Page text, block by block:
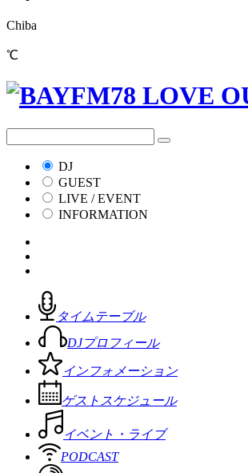
Chiba
℃
DJ
GUEST
LIVE / EVENT
INFORMATION
タイムテーブル
DJプロフィール
インフォメーション
ゲストスケジュール
イベント・ライブ
PODCAST